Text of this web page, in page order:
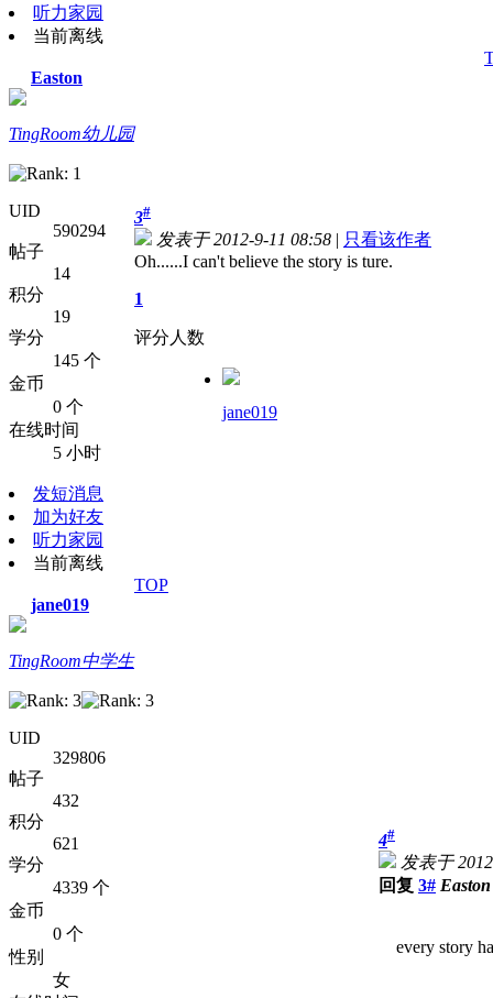
听力家园
当前离线
Easton
TingRoom幼儿园
UID
590294
帖子
14
积分
19
学分
145 个
金币
0 个
在线时间
5 小时
发短消息
加为好友
听力家园
当前离线
3#
发表于 2012-9-11 08:58 | 只看该作者
Oh......I can't believe the story is ture.
1
评分人数
jane019
TOP
jane019
TingRoom中学生
UID
329806
帖子
432
积分
621
学分
4339 个
金币
0 个
性别
女
4#
发表于
回复 3# Easton
every story